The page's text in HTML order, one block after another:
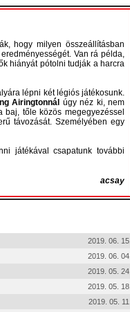
hogy milyen összeállításban
Van rá példa,
hiányát pótolni tudják a harcra
lépni két légiós játékosunk.
Airingtonnál úgy néz ki, nem
tőle közös megegyezéssel
távozását. Személyében egy
játékával csapatunk további
acsay
2019. 06. 15.
2019. 06. 04.
2019. 05. 24.
2019. 05. 18.
2019. 05. 11.